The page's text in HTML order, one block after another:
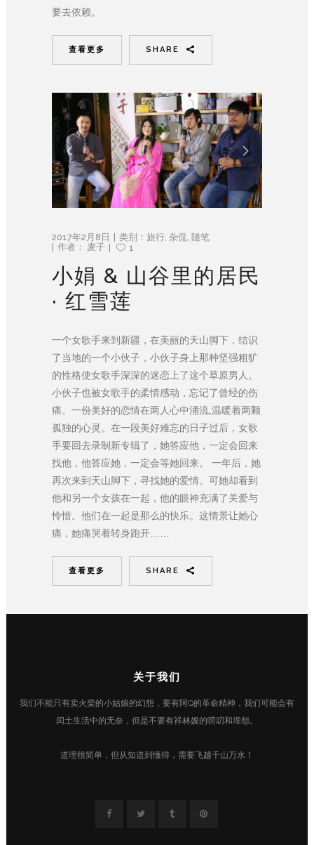
要去依赖。
查看更多 SHARE
2017年2月8日 类别： 旅行 杂侃 随笔
作者： 麦子 1
小娟 & 山谷里的居民
· 红雪莲
一个女歌手来到新疆，在美丽的天山脚下，结识
了当地的一个小伙子，小伙子身上那种坚强粗犷
的性格使女歌手深深的迷恋上了这个草原男人。
小伙子也被女歌手的柔情感动，忘记了曾经的伤
痛。一份美好的恋情在两人心中涌流,温暖着两颗
孤独的心灵。在一段美好难忘的日子过后，女歌
手要回去录制新专辑了，她答应他，一定会回来
找他，他答应她，一定会等她回来。 一年后，她
再次来到天山脚下，寻找她的爱情。可她却看到
他和另一个女孩在一起，他的眼神充满了关爱与
怜惜。他们在一起是那么的快乐。这情景让她心
痛，她痛哭着转身跑开……
查看更多 SHARE
关于我们
我们不能只有卖火柴的小姑娘的幻想，要有阿Q的革命精神，我们可能会有
闰土生活中的无奈，但是不要有祥林嫂的唠叨和埋怨。
道理很简单，但从知道到懂得，需要飞越千山万水！